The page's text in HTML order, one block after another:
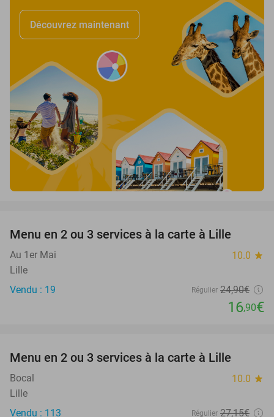
Découvrez maintenant
Menu en 2 ou 3 services à la carte à Lille
Au 1er Mai 10.0 star
Lille
Vendu : 19
Régulier 24,90€
16,90€
Menu en 2 ou 3 services à la carte à Lille
Bocal 10.0 star
Lille
Vendu : 113
Régulier 27,15€